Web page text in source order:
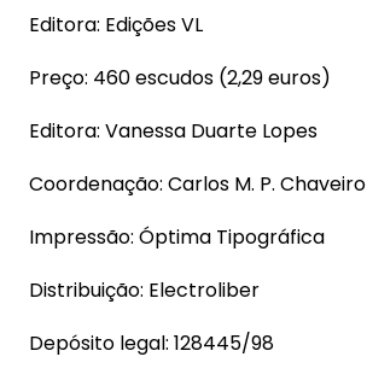
Editora: Edições VL
Preço: 460 escudos (2,29 euros)
Editora: Vanessa Duarte Lopes
Coordenação: Carlos M. P. Chaveiro
Impressão: Óptima Tipográfica
Distribuição: Electroliber
Depósito legal: 128445/98